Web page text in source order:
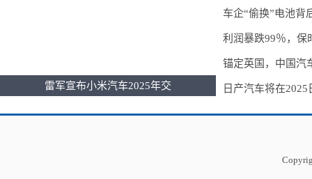
雷军宣布小米汽车2025年交
车企“偷换”电池背
利润暴跌99％，保
锚定英国，中国汽
日产汽车将在